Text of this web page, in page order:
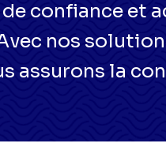
confiance et
nos
assurons la